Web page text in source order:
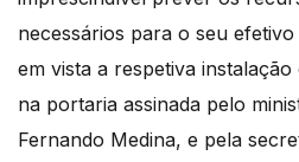
necessários para o seu
em vista a respetiva instalação
na portaria assinada pelo
Fernando Medina, e pela